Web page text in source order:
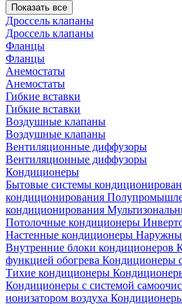
Показать все
Дроссель клапаны
Дроссель клапаны
Фланцы
Фланцы
Анемостаты
Анемостаты
Гибкие вставки
Гибкие вставки
Воздушные клапаны
Воздушные клапаны
Вентиляционные диффузоры
Вентиляционные диффузоры
Кондиционеры
Бытовые системы
кондиционирования
кондиционирования
Потолочные кондиционеры
Настенные кондиционеры
Внутренние блоки кондиционеров
функцией обогрева Кондиционеры
Тихие кондиционеры
Кондиционеры с системой
ионизатором воздуха